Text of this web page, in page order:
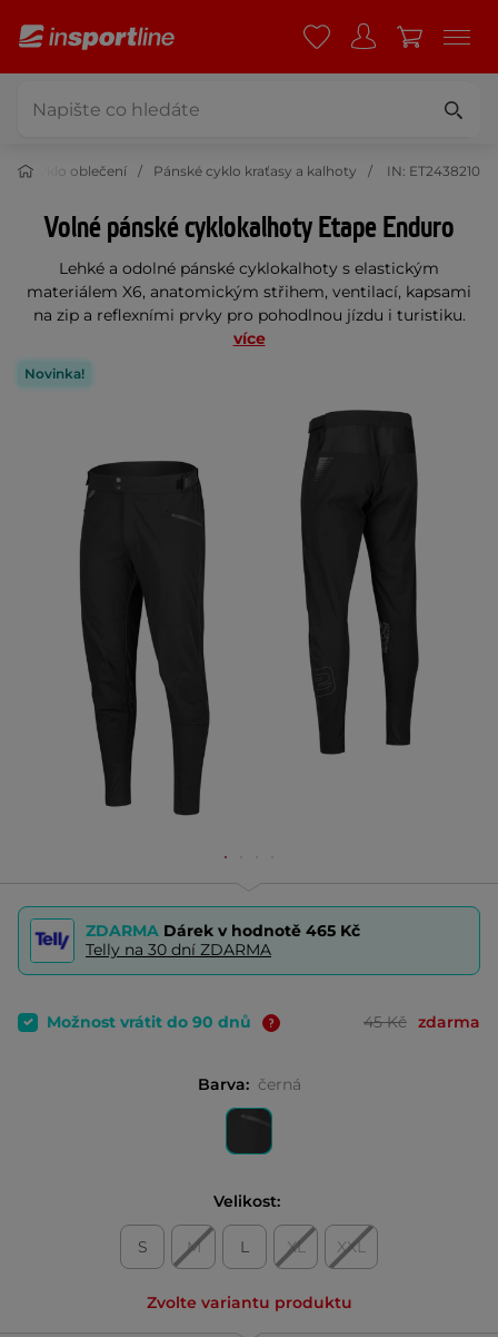
cyklo oblečení Pánské cyklo kraťasy a kalhoty IN: ET2438210
Volné pánské cyklokalhoty Etape Enduro
Lehké a odolné pánské cyklokalhoty s elastickým
materiálem X6, anatomickým střihem, ventilací, kapsami
na zip a reflexními prvky pro pohodlnou jízdu i turistiku.
více
Novinka!
ZDARMA Dárek v hodnotě 465 Kč
Telly na 30 dní ZDARMA
Možnost vrátit do 90 dnů 45 Kč zdarma
Barva: černá
Velikost:
S M L XL XXL
Zvolte variantu produktu